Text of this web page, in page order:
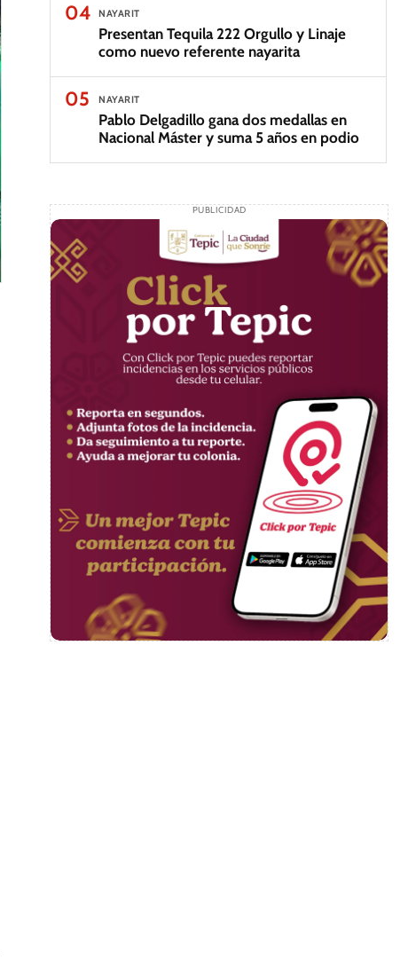
04 NAYARIT
Presentan Tequila 222 Orgullo y Linaje
como nuevo referente nayarita
05 NAYARIT
Pablo Delgadillo gana dos medallas en
Nacional Máster y suma 5 años en podio
PUBLICIDAD